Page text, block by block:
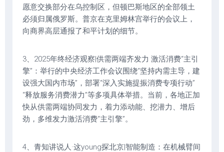
愿意交换部分在乌控制区，但顿巴斯地区的全部领土
必须归属俄罗斯。普京在克里姆林宫举行的会议上，
向商界高层通报了和平计划的细节。
3、2025年终经济观察|供需两端齐发力 激活消费“主引
擎”：举行的中央经济工作会议围绕“坚持内需主导，建
设强大国内市场”，部署“深入实施提振消费专项行动”
“释放服务消费潜力”等多项具体举措。当前，各地正加
快从供需两端协同发力，着力添动能、挖潜力、增后
劲，多维发力激活消费“主引擎”。
4、青知讲说人·这young探北京|智能制造：在机械臂间